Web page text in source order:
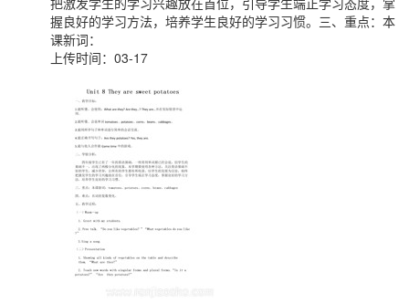
握良好的学习方法，培养学生良好的学习习惯。三、重点：本
课新词：
上传时间：03-17